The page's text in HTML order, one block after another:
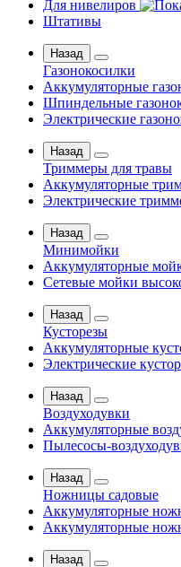
Для нивелиров
Штативы
Назад
Газонокосилки
Аккумуляторные
Шпиндельные
Электрические
Назад
Триммеры для травы
Аккумуляторные
Электрические
Назад
Минимойки
Аккумуляторные
Сетевые мойки
Назад
Кусторезы
Аккумуляторные
Электрические
Назад
Воздуходувки
Аккумуляторные
Пылесосы-
Назад
Ножницы садовые
Аккумуляторные
Аккумуляторные
Назад